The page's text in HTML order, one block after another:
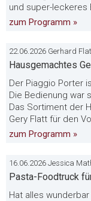
und super-leckeres
zum Programm »
22.06.2026 Gerhard
Hausgemachtes
Der Piaggio Porter
Die Bedienung war
Das Sortiment der
Gery Flatt für den
zum Programm »
16.06.2026 Jessica
Pasta-Foodtruck
Hat alles